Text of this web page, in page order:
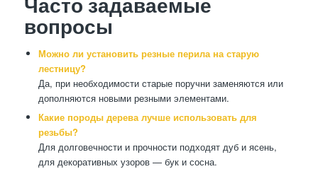
Часто задаваемые
вопросы
Можно ли установить резные перила на старую
лестницу?
Да, при необходимости старые поручни заменяются или
дополняются новыми резными элементами.
Какие породы дерева лучше использовать для
резьбы?
Для долговечности и прочности подходят дуб и ясень,
для декоративных узоров — бук и сосна.